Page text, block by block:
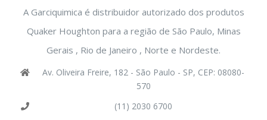
A Garciquimica é distribuidor autorizado dos produtos
Quaker Houghton para a região de São Paulo, Minas
Gerais , Rio de Janeiro , Norte e Nordeste.
Av. Oliveira Freire, 182 - São Paulo - SP, CEP: 08080-
570
(11) 2030 6700